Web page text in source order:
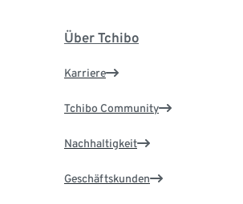
Über Tchibo
Karriere
Tchibo Community
Nachhaltigkeit
Geschäftskunden